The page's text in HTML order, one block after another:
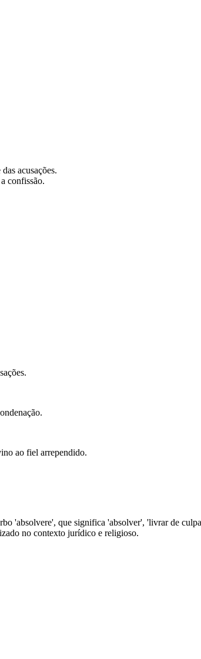
acusações.
confissão.
ao fiel arrependido.
'absolvere', que significa 'absolver', 'livrar de
no contexto jurídico e religioso.